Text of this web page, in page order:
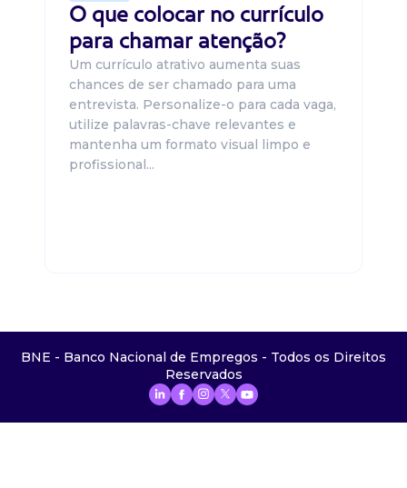
O que colocar no currículo
para chamar atenção?
Um currículo atrativo aumenta suas
chances de ser chamado para uma
entrevista. Personalize-o para cada vaga,
utilize palavras-chave relevantes e
mantenha um formato visual limpo e
profissional...
BNE - Banco Nacional de Empregos - Todos os Direitos
Reservados